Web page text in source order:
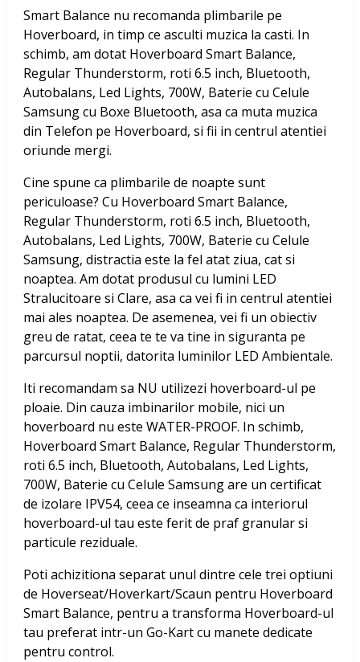
Smart Balance nu recomanda plimbarile pe
Hoverboard, in timp ce asculti muzica la casti. In
schimb, am dotat Hoverboard Smart Balance,
Regular Thunderstorm, roti 6.5 inch, Bluetooth,
Autobalans, Led Lights, 700W, Baterie cu Celule
Samsungcu Boxe Bluetooth, asa ca muta muzica
din Telefon pe Hoverboard, si fii in centrul atentiei
oriunde mergi.
Cine spune ca plimbarile de noapte sunt
periculoase? Cu Hoverboard Smart Balance,
Regular Thunderstorm, roti 6.5 inch, Bluetooth,
Autobalans, Led Lights, 700W, Baterie cu Celule
Samsung, distractia este la fel atat ziua, cat si
noaptea. Am dotat produsul cu lumini LED
Stralucitoare si Clare, asa ca vei fi in centrul atentiei
mai ales noaptea. De asemenea, vei fi un obiectiv
greu de ratat, ceea te te va tine in siguranta pe
parcursul noptii, datorita luminilor LED Ambientale.
Iti recomandam sa NU utilizezi hoverboard-ul pe
ploaie. Din cauza imbinarilor mobile, nici un
hoverboard nu este WATER-PROOF. In schimb,
Hoverboard Smart Balance, Regular Thunderstorm,
roti 6.5 inch, Bluetooth, Autobalans, Led Lights,
700W, Baterie cu Celule Samsungare un certificat
de izolare IPV54, ceea ce inseamna ca interiorul
hoverboard-ul tau este ferit de praf granular si
particule reziduale.
Poti achizitiona separat unul dintre cele trei optiuni
de Hoverseat/Hoverkart/Scaun pentru Hoverboard
Smart Balance, pentru a transforma Hoverboard-ul
tau preferat intr-un Go-Kart cu manete dedicate
pentru control.